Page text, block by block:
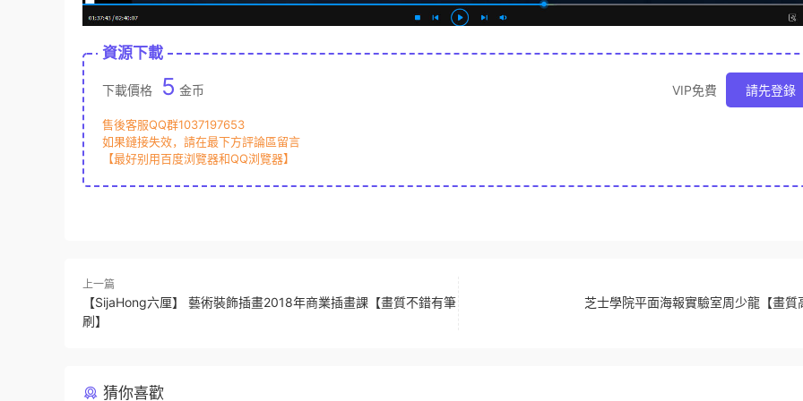
資源下載
下載價格 5 金币 VIP免費 請先登錄
售後客服QQ群1037197653
如果鏈接失效，請在最下方評論區留言
【最好别用百度浏覽器和QQ浏覽器】
上一篇
【SijaHong六厘】 藝術裝飾插畫2018年商業插畫課【畫質不錯有筆
刷】
芝士學院平面海報實驗室周少龍【畫質
猜你喜歡